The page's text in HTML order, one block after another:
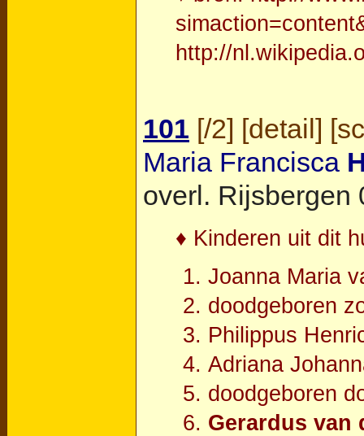
http://
101 [/2] [detail] [
Maria Francisca
overl. Rijsbergen
♦ Kinderen uit dit
Joanna Maria
doodgeboren
Philippus
Adriana
doodgeboren
Gerardus van